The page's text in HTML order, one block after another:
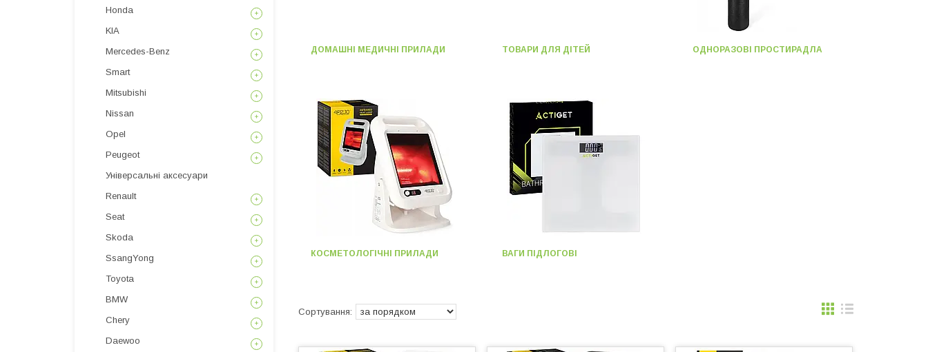
ДОМАШНІ МЕДИЧНІ ПРИЛАДИ ТОВАРИ ДЛЯ ДІТЕЙ ОДНОРАЗОВІ ПРОСТИРАДЛА
КОСМЕТОЛОГІЧНІ ПРИЛАДИ ВАГИ ПІДЛОГОВІ
Honda
KIA
Mercedes-Benz
Smart
Mitsubishi
Nissan
Opel
Peugeot
Універсальні аксесуари
Renault
Seat
Skoda
SsangYong
Toyota
BMW
Chery
Daewoo